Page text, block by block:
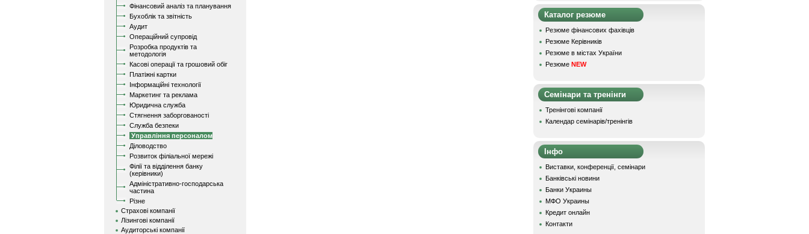
Фінансовий аналіз та планування
Бухоблік та звітність
Аудит
Операційний супровід
Розробка продуктів та
методологія
Касові операції та грошовий обіг
Платіжні картки
Інформаційні технології
Маркетинг та реклама
Юридична служба
Стягнення заборгованості
Служба безпеки
Управління персоналом
Діловодство
Розвиток філіальної мережі
Філії та відділення банку
(керівники)
Адміністративно-господарська
частина
Різне
Страхові компанії
Лізингові компанії
Аудиторські компанії
Каталог резюме
Резюме фінансових фахівців
Резюме Керівників
Резюме в містах України
Резюме NEW
Семінари та тренінги
Тренінгові компанії
Календар семінарів/тренінгів
Інфо
Виставки, конференції, семінари
Банківські новини
Банки Украины
МФО Украины
Кредит онлайн
Контакти